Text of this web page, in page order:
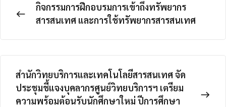
กิจกรรมการฝึกอบรมการเข้าถึงทรัพยากร
สารสนเทศ และการใช้ทรัพยากรสารสนเทศ
สำนักวิทยบริการและเทคโนโลยีสารสนเทศ จัด
ประชุมชี้แจงบุคลากรศูนย์วิทยบริการฯ เตรียม
ความพร้อมต้อนรับนักศึกษาใหม่ ปีการศึกษา